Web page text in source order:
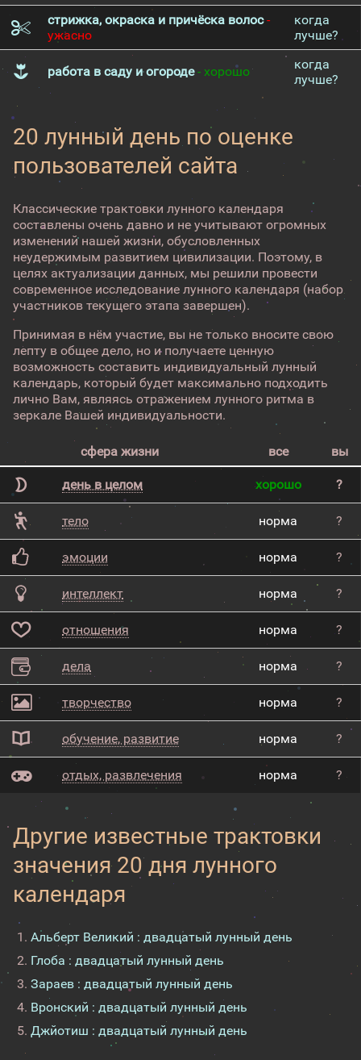
стрижка, окраска и причёска волос-
ужасно
когда
лучше?
работа в саду и огороде- хорошо
когда
лучше?
20 лунный день по оценке
пользователей сайта
Классические трактовки лунного календаря
составлены очень давно и не учитывают огромных
изменений нашей жизни, обусловленных
неудержимым развитием цивилизации. Поэтому, в
целях актуализации данных, мы решили провести
современное исследование лунного календаря (набор
участников текущего этапа завершен).
Принимая в нём участие, вы не только вносите свою
лепту в общее дело, но и получаете ценную
возможность составить индивидуальный лунный
календарь, который будет максимально подходить
лично Вам, являясь отражением лунного ритма в
зеркале Вашей индивидуальности.
сфера жизни все вы
день в целом хорошо ?
тело норма ?
эмоции норма ?
интеллект норма ?
отношения норма ?
дела норма ?
творчество норма ?
обучение, развитие норма ?
отдых, развлечения норма ?
Другие известные трактовки
значения 20 дня лунного
календаря
Альберт Великий : двадцатый лунный день
Глоба : двадцатый лунный день
Зараев : двадцатый лунный день
Вронский : двадцатый лунный день
Джйотиш : двадцатый лунный день